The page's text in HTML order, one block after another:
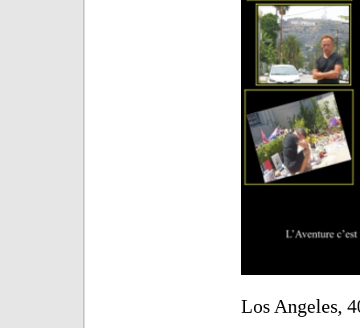
Los Angeles,